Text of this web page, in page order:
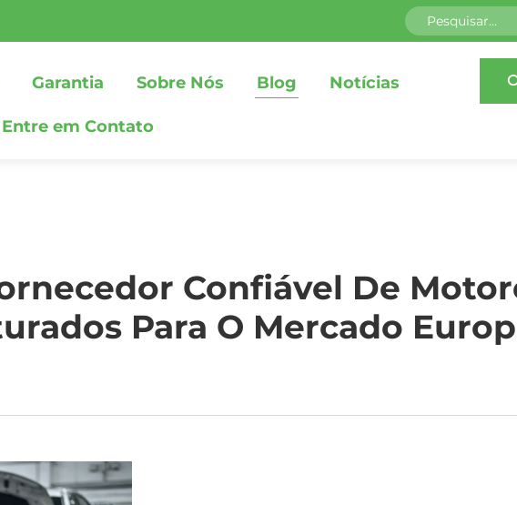
Garantia Sobre Nós Blog Notícias
Entre em Contato
Confiável De
Para O Mercado